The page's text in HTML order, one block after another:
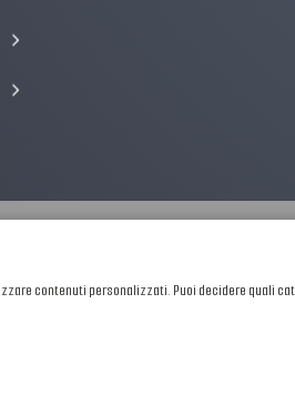
contenuti personalizzati. Puoi decidere quali